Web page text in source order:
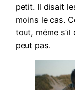
petit. Il disait
moins le cas.
tout, même
peut pas.